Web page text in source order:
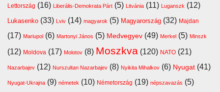
Lettország (16) Liberális-Demokrata Párt (5) Litvánia (11) Luganszk (12)
Lukasenko (33) Lviv (14) magyarok (5) Magyarország (32) Majdan
(17) Mariupol (6) Martonyi János (5) Medvegyev (49) Merkel (5) Minszk
(12) Moldova (17) Molotov (8) Moszkva (120) NATO (21)
Nazarbajev (12) Nurszultan Nazarbajev (8) Nyikita Mihalkov (6) Nyugat (41)
Nyugat-Ukrajna (9) németek (10) Németország (19) népszavazás (5)